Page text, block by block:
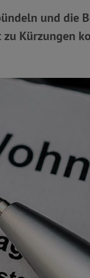
und die
Kürzungen